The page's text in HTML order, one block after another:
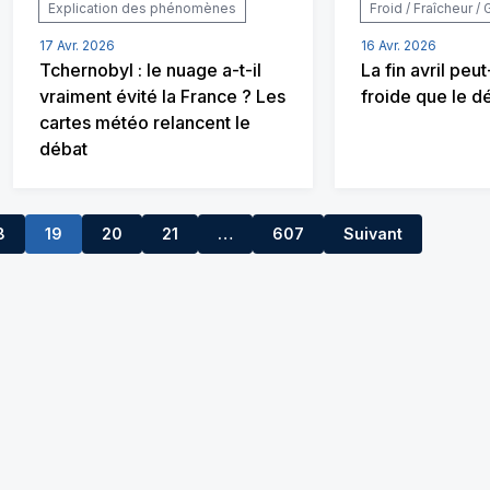
Explication des phénomènes
17 Avr. 2026
Tchernobyl : le nuage a-t-il
vraiment évité la France ? Les
cartes météo relancent le
débat
Froid / Fraîcheur /
16 Avr. 2026
La fin avril
froide que le
19 20 21 …
22 607 Suivant